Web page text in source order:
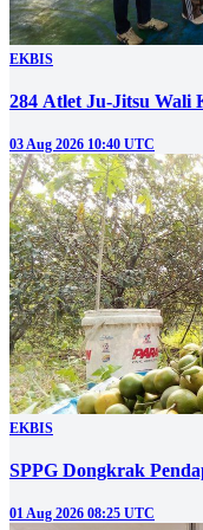
EKBIS
284 Atlet Ju-Jitsu Wali
03 Aug 2026 10:40 UTC
EKBIS
SPPG Dongkrak
01 Aug 2026 08:25 UTC